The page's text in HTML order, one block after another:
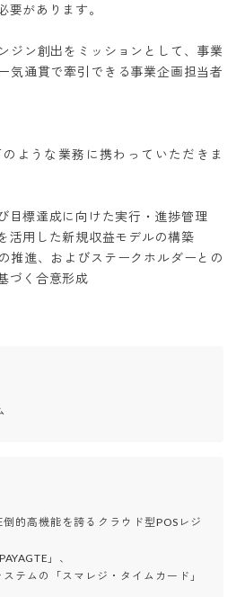
要があります。
ジン創出をミッションとして、事業
気通貫で牽引できる事業企画担当者
ような業務に携わっていただきま
目標達成に向けた実行・進捗管理
活用した新規収益モデルの構築
推進、およびステークホルダーとの
づく合意形成
的高機能を誇るクラウド型POSレジ
」、
テムの「スマレジ・タイムカード」